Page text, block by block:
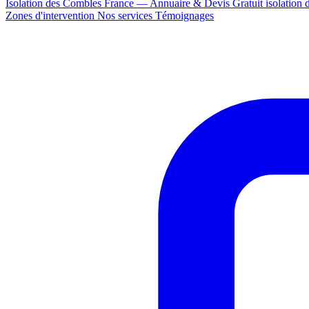
Isolation des Combles France — Annuaire & Devis Gratuit isolation
Zones d'intervention Nos services Témoignages